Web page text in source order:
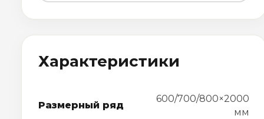
Характеристики
Размерный ряд
600/700/800×2000
мм